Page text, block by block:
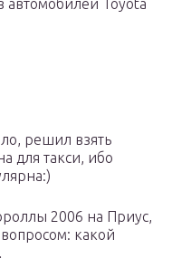
автомобилей Toyota
решил взять
для такси, ибо
2006 на Приус,
какой